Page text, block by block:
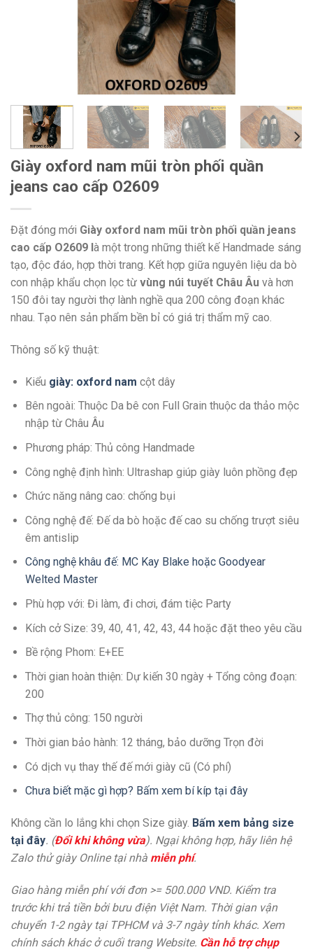
Giày oxford nam mũi tròn phối quần
jeans cao cấp O2609
Đặt đóng mới Giày oxford nam mũi tròn phối quần jeans
cao cấp O2609 l à một trong những thiết kế Handmade sáng
tạo, độc đáo, hợp thời trang. Kết hợp giữa nguyên liệu da bò
con nhập khẩu chọn lọc từ vùng núi tuyết Châu Âu và hơn
150 đôi tay người thợ lành nghề qua 200 công đoạn khác
nhau. Tạo nên sản phẩm bền bỉ có giá trị thẩm mỹ cao.
Thông số kỹ thuật:
Kiểu giày: oxford nam cột dây
Bên ngoài: Thuộc Da bê con Full Grain thuộc da thảo mộc
nhập từ Châu Âu
Phương pháp: Thủ công Handmade
Công nghệ định hình: Ultrashap giúp giày luôn phồng đẹp
Chức năng nâng cao: chống bụi
Công nghệ đế: Đế da bò hoặc đế cao su chống trượt siêu
êm antislip
Công nghệ khâu đế: MC Kay Blake hoặc Goodyear
Welted Master
Phù hợp với: Đi làm, đi chơi, đám tiệc Party
Kích cở Size: 39, 40, 41, 42, 43, 44 hoặc đặt theo yêu cầu
Bề rộng Phom: E+EE
Thời gian hoàn thiện: Dự kiến 30 ngày + Tổng công đoạn:
200
Thợ thủ công: 150 người
Thời gian bảo hành: 12 tháng, bảo dưỡng Trọn đời
Có dịch vụ thay thế đế mới giày cũ (Có phí)
Chưa biết mặc gì hợp? Bấm xem bí kíp tại đây
Không cần lo lắng khi chọn Size giày. Bấm xem bảng size
tại đây. (Đổi khi không vừa). Ngại không hợp, hãy liên hệ
Zalo thử giày Online tại nhà miễn phí.
Giao hàng miễn phí với đơn >= 500.000 VND. Kiểm tra
trước khi trả tiền bởi bưu điện Việt Nam. Thời gian vận
chuyển 1-2 ngày tại TPHCM và 3-7 ngày tỉnh khác. Xem
chính sách khác ở cuối trang Website. Cần hỗ trợ chụp